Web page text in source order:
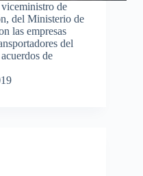
de
del Ministerio de
las empresas
del
de